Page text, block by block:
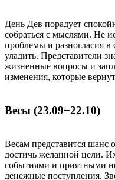
День Дев порадует
собраться с мыслями. Не
проблемы и разногласия в
уладить. Представители
жизненные вопросы и
изменения, которые
Весы (23.09−22.10)
Весам представится шанс
достичь желанной цели.
событиями и приятными
денежные поступления.